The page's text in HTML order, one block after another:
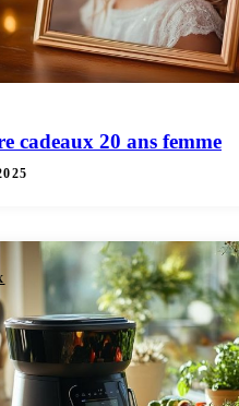
cadeaux 20 ans femme